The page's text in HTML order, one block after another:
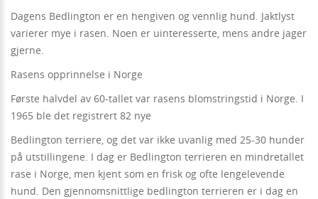
Dagens Bedlington er en hengiven og vennlig hund. Jaktlyst
varierer mye i rasen. Noen er uinteresserte, mens andre jager
gjerne.
Rasens opprinnelse i Norge
Første halvdel av 60-tallet var rasens blomstringstid i Norge. I
1965 ble det registrert 82 nye
Bedlington terriere, og det var ikke uvanlig med 25-30 hunder
på utstillingene. I dag er Bedlington terrieren en mindretallet
rase i Norge, men kjent som en frisk og ofte lengelevende
hund. Den gjennomsnittlige bedlington terrieren er i dag en